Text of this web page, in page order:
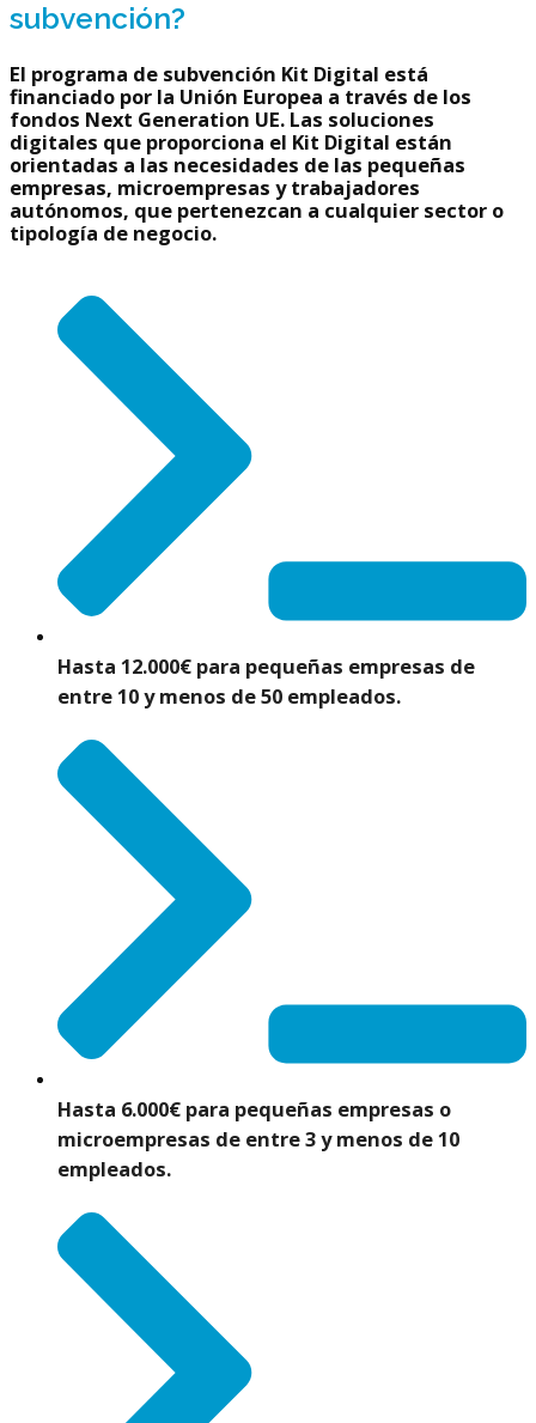
subvención?
El programa de subvención Kit Digital está
financiado por la Unión Europea a través de los
fondos Next Generation UE. Las soluciones
digitales que proporciona el Kit Digital están
orientadas a las necesidades de las pequeñas
empresas, microempresas ytrabajadores
autónomos, que pertenezcan a cualquier sector o
tipología de negocio.
Hasta 12.000€ para pequeñas empresas de
entre 10 y menos de 50 empleados.
Hasta 6.000€ para pequeñas empresas o
microempresas de entre 3 y menos de 10
empleados.